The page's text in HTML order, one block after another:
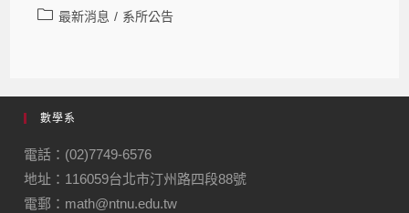
最新消息 / 系所公告
數學系
電話：(02)7749-6576
地址：116059台北市汀州路四段88號
電郵：math@ntnu.edu.tw